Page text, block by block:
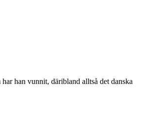
han vunnit, däribland alltså det danska